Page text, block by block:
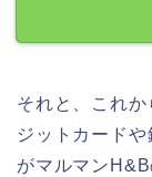
それと、これ
ジットカード
がマルマン